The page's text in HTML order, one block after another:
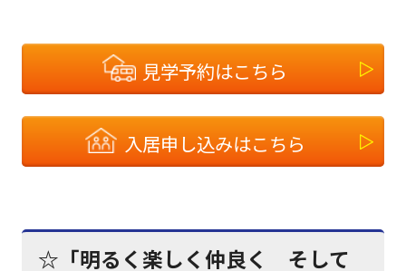
見学予約はこちら
入居申し込みはこちら
☆「明るく楽しく仲良く そして